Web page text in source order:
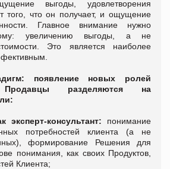
выгоды, удовлетворения
того, что он получает, и ощущение
Главное внимание нужно
увеличению выгоды, а не
Это является наиболее
появление новых ролей
Продавцы разделяются на
эксперт-консультант: понимание
потребностей клиента (а не
формирование Решения для
понимания, как своих Продуктов,
Клиента;